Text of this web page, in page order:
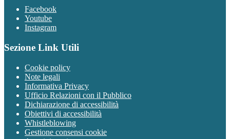
Facebook
Youtube
Instagram
Sezione Link Utili
Cookie policy
Note legali
Informativa Privacy
Ufficio Relazioni con il Pubblico
Dichiarazione di accessibilità
Obiettivi di accessibilità
Whistleblowing
Gestione consensi cookie